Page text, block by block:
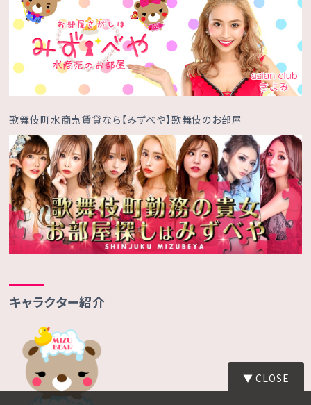
▼ CLOSE
歌舞伎町水商売賃貸なら【みずべや】歌舞伎のお部屋
キャラクター紹介